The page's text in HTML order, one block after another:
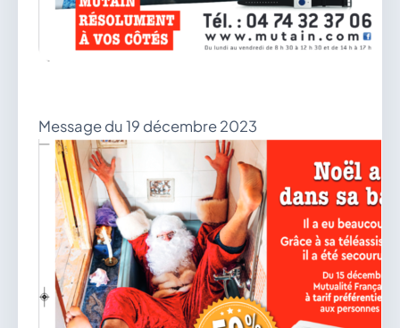
vous.
04 74 38 22 78
mairie@douvres.fr
Le guichet des associations
publier une annonce
Message du 19 décembre 2023